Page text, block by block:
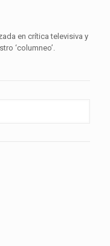
en crítica televisiva y
‘columneo’.